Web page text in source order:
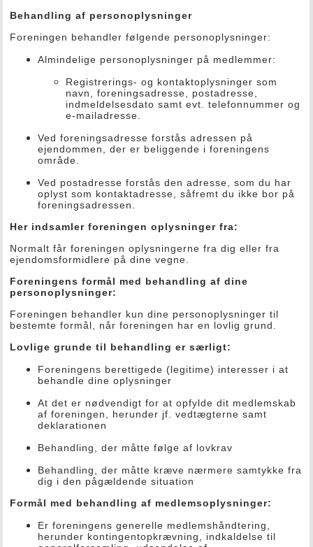
Behandling af personoplysninger
Foreningen behandler følgende personoplysninger:
Almindelige personoplysninger på medlemmer:
Registrerings- og kontaktoplysninger som
navn, foreningsadresse, postadresse,
indmeldelsesdato samt evt. telefonnummer og
e-mailadresse.
Ved foreningsadresse forstås adressen på
ejendommen, der er beliggende i foreningens
område.
Ved postadresse forstås den adresse, som du har
oplyst som kontaktadresse, såfremt du ikke bor på
foreningsadressen.
Her indsamler foreningen oplysninger fra:
Normalt får foreningen oplysningerne fra dig eller fra
ejendomsformidlere på dine vegne.
Foreningens formål med behandling af dine
personoplysninger:
Foreningen behandler kun dine personoplysninger til
bestemte formål, når foreningen har en lovlig grund.
Lovlige grunde til behandling er særligt:
Foreningens berettigede (legitime) interesser i at
behandle dine oplysninger
At det er nødvendigt for at opfylde dit medlemskab
af foreningen, herunder jf. vedtægterne samt
deklarationen
Behandling, der måtte følge af lovkrav
Behandling, der måtte kræve nærmere samtykke fra
dig i den pågældende situation
Formål med behandling af medlemsoplysninger:
Er foreningens generelle medlemshåndtering,
herunder kontingentopkrævning, indkaldelse til